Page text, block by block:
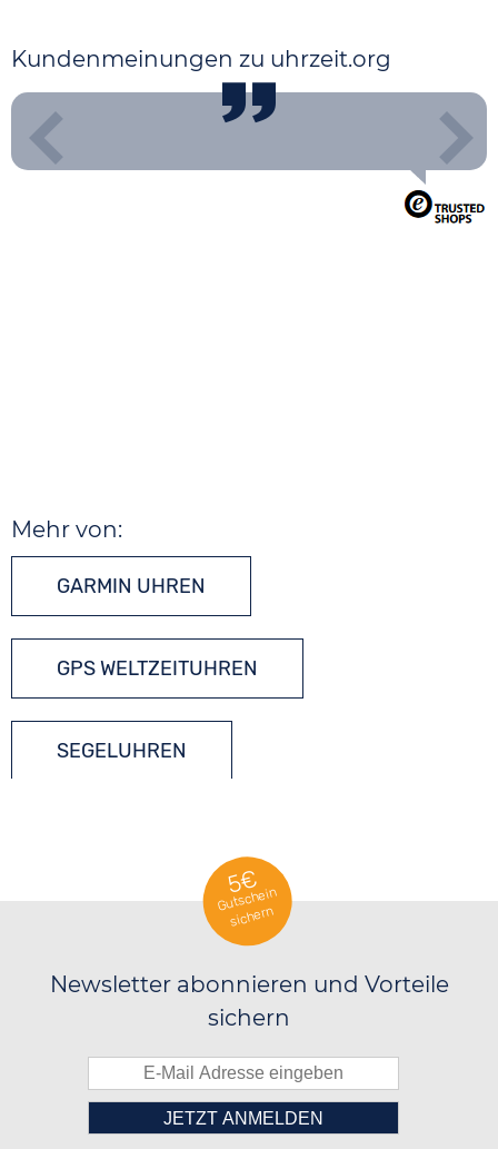
Kundenmeinungen zu uhrzeit.org
Mehr von:
GARMIN UHREN
GPS WELTZEITUHREN
SEGELUHREN
TITANIUM UHREN
5€
Gutschein
sichern
Newsletter abonnieren und Vorteile
sichern